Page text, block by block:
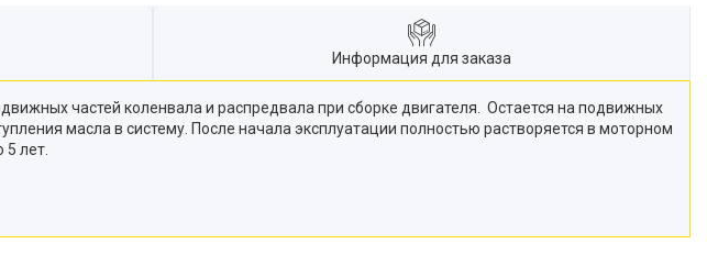
Информация для заказа
частей коленвала и распредвала при сборке двигателя. Остается на подвижных
масла в систему. После начала эксплуатации полностью растворяется в моторном
лет.